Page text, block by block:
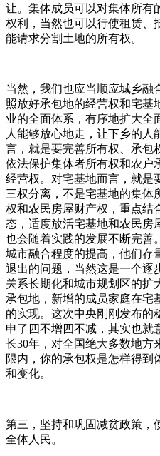
让。集体成员可以对集体所有
权利，当然也可以行使租赁、
能请求分割土地的所有权。
当然，我们也应当顺应城乡融
照放好承包地的经营权和宅基
业的全面体系，有序地扩大全
人能够放心地走，让下乡的
言，就是要完善所有权、承包
依法保护集体者所有权和农户
经营权。对宅基地而言，就是
三权分离，不是宅基地的集体
权和农民房屋财产权，重点结
态，适度放活宅基地和农民房
也会随着实践的发展不断完善
城市融合程度的提高，他们存
退出的问题，当然这是一个逐
关系长期化和城市规划区的扩
承包地，新增的成员家庭在宅
的实现。这次中央刚刚发布的
申了四不增四不减，其实也就
长30年，对全国绝大多数地方
限内，你的承包权是怎样得到
和变化。
第三，坚持和巩固减贫政策，
全体人民。